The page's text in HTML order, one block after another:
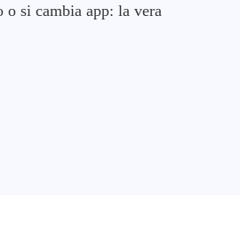
o si cambia app: la vera